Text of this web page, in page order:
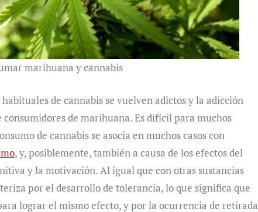
marihuana y cannabis
de cannabis se vuelven adictos y la adicción
de marihuana. Es difícil para muchos
de cannabis se asocia en muchos casos con
, y, posiblemente, también a causa de los efectos del
y la motivación. Al igual que con otras sustancias
por el desarrollo de tolerancia, lo que significa que
lograr el mismo efecto, y por la ocurrencia de retirada